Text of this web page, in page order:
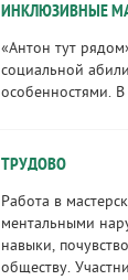
ИНКЛЮЗИВНЫЕ
«Антон тут
социальной
особенностями.
ТРУДОВО
Работа в
ментальными
навыки,
обществу.